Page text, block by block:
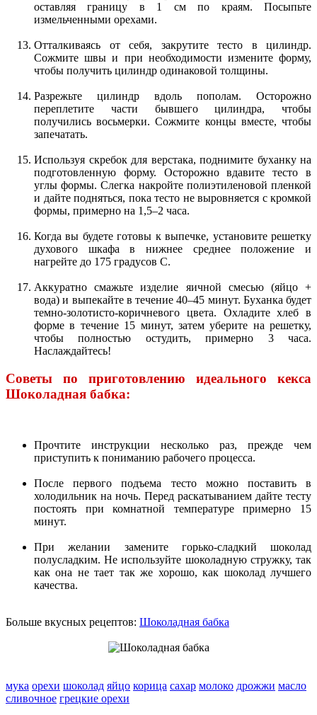
оставляя границу в 1 см по краям. Посыпьте
измельченными орехами.
Отталкиваясь от себя, закрутите тесто в цилиндр.
Сожмите швы и при необходимости измените форму,
чтобы получить цилиндр одинаковой толщины.
Разрежьте цилиндр вдоль пополам. Осторожно
переплетите части бывшего цилиндра, чтобы
получились восьмерки. Сожмите концы вместе, чтобы
запечатать.
Используя скребок для верстака, поднимите буханку на
подготовленную форму. Осторожно вдавите тесто в
углы формы. Слегка накройте полиэтиленовой пленкой
и дайте подняться, пока тесто не выровняется с кромкой
формы, примерно на 1,5–2 часа.
Когда вы будете готовы к выпечке, установите решетку
духового шкафа в нижнее среднее положение и
нагрейте до 175 градусов С.
Аккуратно смажьте изделие яичной смесью (яйцо +
вода) и выпекайте в течение 40–45 минут. Буханка будет
темно-золотисто-коричневого цвета. Охладите хлеб в
форме в течение 15 минут, затем уберите на решетку,
чтобы полностью остудить, примерно 3 часа.
Наслаждайтесь!
Советы по приготовлению идеального кекса
Шоколадная бабка:
Прочтите инструкции несколько раз, прежде чем
приступить к пониманию рабочего процесса.
После первого подъема тесто можно поставить в
холодильник на ночь. Перед раскатыванием дайте тесту
постоять при комнатной температуре примерно 15
минут.
При желании замените горько-сладкий шоколад
полусладким. Не используйте шоколадную стружку, так
как она не тает так же хорошо, как шоколад лучшего
качества.
Больше вкусных рецептов: Шоколадная бабка
мука орехи шоколад яйцо корица сахар молоко дрожжи масло
сливочное грецкие орехи